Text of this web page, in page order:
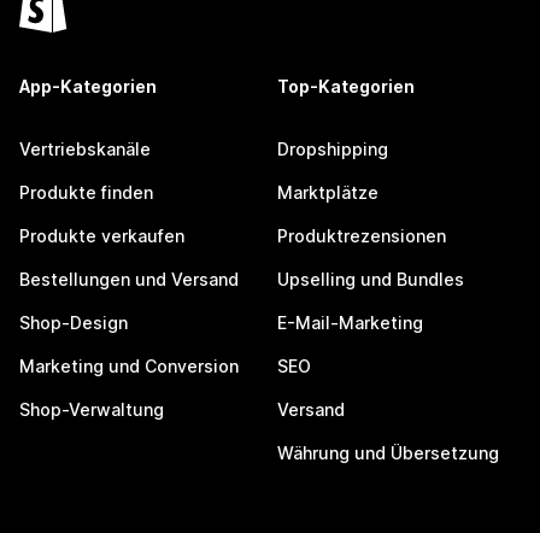
App-Kategorien
Vertriebskanäle
Produkte finden
Produkte verkaufen
Bestellungen und Versand
Shop-Design
Marketing und Conversion
Shop-Verwaltung
Top-Kategorien
Dropshipping
Marktplätze
Produktrezensionen
Upselling und Bundles
E-Mail-Marketing
SEO
Versand
Währung und Übersetzung